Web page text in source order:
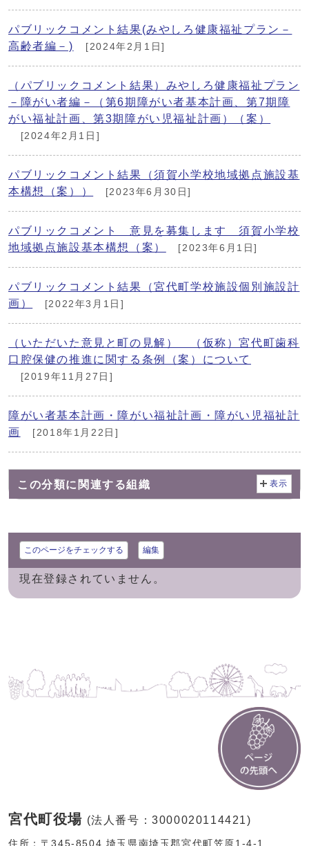
パブリックコメント結果(みやしろ健康福祉プラン－
高齢者編－)
[2024年2月1日]
（パブリックコメント結果）みやしろ健康福祉プラン
－障がい者編－（第6期障がい者基本計画、第7期障
がい福祉計画、第3期障がい児福祉計画）（案）
[2024年2月1日]
パブリックコメント結果（須賀小学校地域拠点施設基
本構想（案））
[2023年6月30日]
パブリックコメント 意見を募集します 須賀小学校
地域拠点施設基本構想（案）
[2023年6月1日]
パブリックコメント結果（宮代町学校施設個別施設計
画）
[2022年3月1日]
（いただいた意見と町の見解） （仮称）宮代町歯科
口腔保健の推進に関する条例（案）について
[2019年11月27日]
障がい者基本計画・障がい福祉計画・障がい児福祉計
画
[2018年1月22日]
この分類に関連する組織 表示
このページをチェックする 編集
現在登録されていません。
宮代町役場 (法人番号：3000020114421)
住所：〒345-8504 埼玉県南埼玉郡宮代町笠原1-4-1